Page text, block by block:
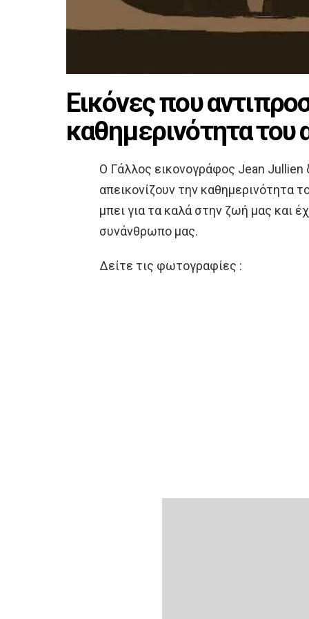
Εικόνες που
καθημερινότητα
Ο Γάλλος εικονογράφος Jean Jullien
απεικονίζουν την καθημερινότητα
μπει για τα καλά στην ζωή μας και
συνάνθρωπο μας.
Δείτε τις φωτογραφίες :